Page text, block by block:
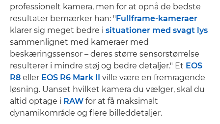
professionelt kamera, men for at opnå de bedste
resultater bemærker han: "Fullframe-kameraer
klarer sig meget bedre i situationer med svagt lys
sammenlignet med kameraer med
beskæringssensor – deres større sensorstørrelse
resulterer i mindre støj og bedre detaljer." Et EOS
R8 eller EOS R6 Mark II ville være en fremragende
løsning. Uanset hvilket kamera du vælger, skal du
altid optage i RAW for at få maksimalt
dynamikområde og flere billeddetaljer.